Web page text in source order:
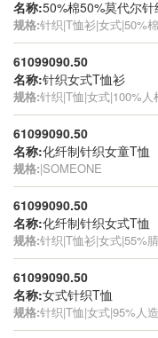
名称:50%棉50%莫代尔针
规格:针织|T恤衫|女式|50%
61099090.50
名称:针织女式T恤衫
规格:针织|T恤|女式|100%人
61099090.50
名称:化纤制针织女童T恤
规格:|SOMEONE
61099090.50
名称:化纤制针织女式T恤
规格:针织|T恤衫|女式|55%
61099090.50
名称:女式针织T恤
规格:针织|T恤|女式|95%人